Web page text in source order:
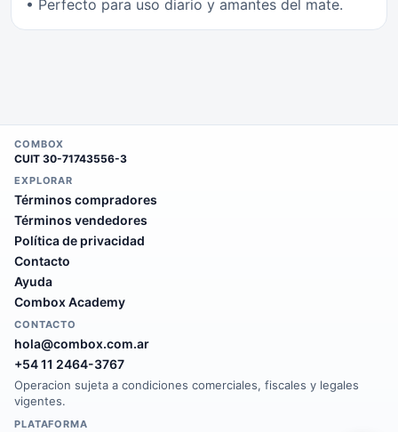
• Perfecto para uso diario y amantes del mate.
COMBOX
CUIT 30-71743556-3
EXPLORAR
Términos compradores
Términos vendedores
Política de privacidad
Contacto
Ayuda
Combox Academy
CONTACTO
hola@combox.com.ar
+54 11 2464-3767
Operacion sujeta a condiciones comerciales, fiscales y legales
vigentes.
PLATAFORMA